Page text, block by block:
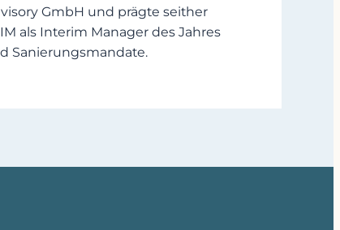
GmbH und prägte seither
als Interim Manager des Jahres
Sanierungsmandate.